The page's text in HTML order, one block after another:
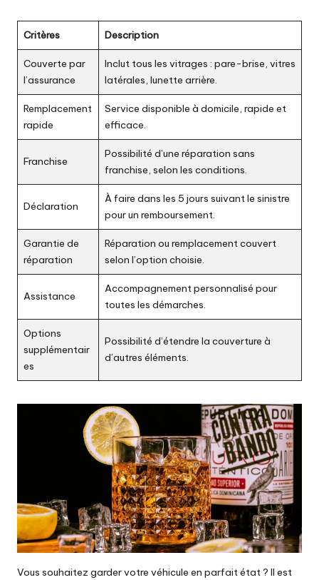
Critères Description
Couverte par
l’assurance
Inclut tous les vitrages : pare-brise, vitres
latérales, lunette arrière.
Remplacement
rapide
Service disponible à domicile, rapide et
efficace.
Franchise
Possibilité d’une réparation sans
franchise, selon les conditions.
Déclaration
À faire dans les 5 jours suivant le sinistre
pour un remboursement.
Garantie de
réparation
Réparation ou remplacement couvert
selon l’option choisie.
Assistance
Accompagnement personnalisé pour
toutes les démarches.
Options
supplémentair
es
Possibilité d’étendre la couverture à
d’autres éléments.
Vous souhaitez garder votre véhicule en parfait état ? Il est